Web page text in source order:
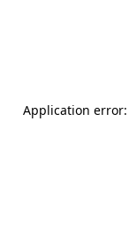
Application